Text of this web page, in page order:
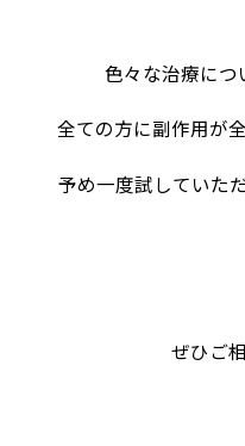
色々な治療につ
全ての方に副作用が
予め一度試していた
ぜひご